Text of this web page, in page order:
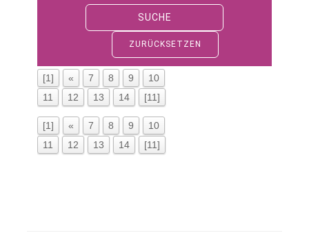
SUCHE
ZURÜCKSETZEN
[1] « 7 8 9
10
11
12 13 14 [11]
[1] « 7 8 9
10
11
12 13 14 [11]